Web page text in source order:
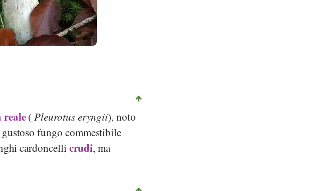
reale(Pleurotus eryngii), noto
gustoso fungo commestibile
cardoncelli crudi, ma